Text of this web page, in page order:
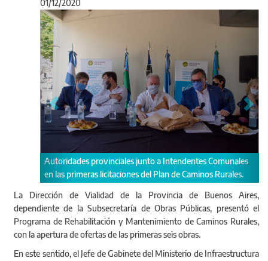
01/12/2020
Participaron autoridades provinciales, municipales y
representantes de empresas oferentes.
Anterior
La Dirección de Vialidad de la Provincia de Buenos Aires,
dependiente de la Subsecretaría de Obras Públicas, presentó el
Programa de Rehabilitación y Mantenimiento de Caminos Rurales,
con la apertura de ofertas de las primeras seis obras.
En este sentido, el Jefe de Gabinete del Ministerio de Infraestructura